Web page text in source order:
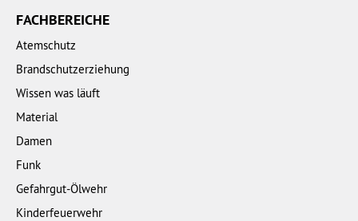
FACHBEREICHE
Atemschutz
Brandschutzerziehung
Wissen was läuft
Material
Damen
Funk
Gefahrgut-Ölwehr
Kinderfeuerwehr